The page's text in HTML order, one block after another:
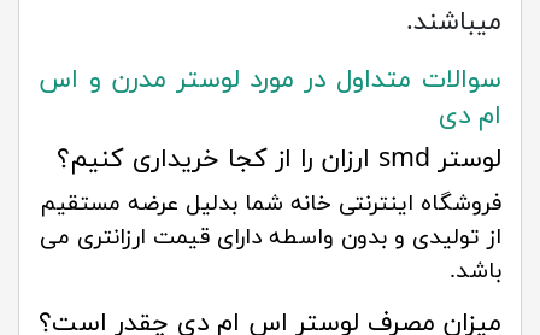
میباشند.
سوالات متداول در مورد لوستر مدرن و اس
ام دی
لوستر smd ارزان را از کجا خریداری کنیم؟
فروشگاه اینترنتی خانه شما بدلیل عرضه مستقیم
از تولیدی و بدون واسطه دارای قیمت ارزانتری می
باشد.
میزان مصرف لوستر اس ام دی چقدر است؟